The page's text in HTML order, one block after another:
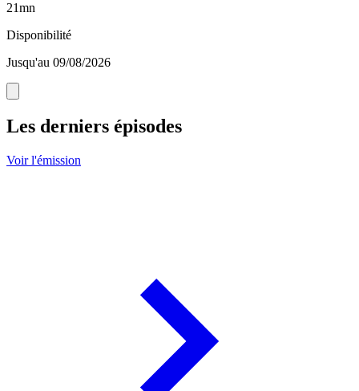
21mn
Disponibilité
Jusqu'au 09/08/2026
Les derniers épisodes
Voir l'émission